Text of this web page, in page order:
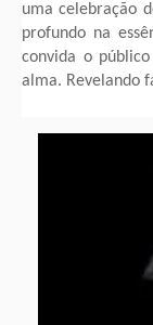
uma celebração
profundo na
convida o
alma. Revelando